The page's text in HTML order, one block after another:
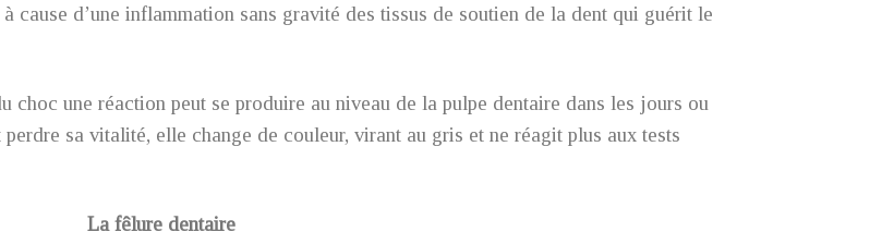
cause d’une inflammation sans gravité des tissus de soutien de la dent qui guérit le
une réaction peut se produire au niveau de la pulpe dentaire dans les jours ou
sa vitalité, elle change de couleur, virant au gris et ne réagit plus aux tests
La fêlure dentaire